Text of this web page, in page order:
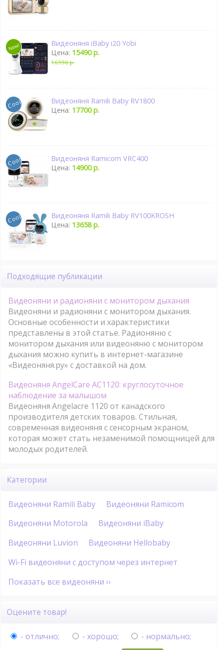
Видеоняня iBaby i20 Yobi
Цена: 15490 р.
16990 р.
Видеоняня Ramili Baby RV1800
Цена: 17700 р.
Видеоняня Ramicom VRC400
Цена: 14900 р.
Видеоняня Ramili Baby RV100KROSH
Цена: 13658 р.
Подходящие публикации
Видеоняни и радионяни с монитором дыхания
Видеоняни и радионяни с монитором дыхания.
Основные особенности и характеристики
представлены в этой статье. Радионяню с
монитором дыхания или видеоняню с монитором
дыхания можно купить в интернет-магазине
«Видеоняня.ру» с доставкой на дом.
Видеоняня AngelCare AC1120: круглосуточное
наблюдение за малышом
Видеоняня Angelacre 1120 от канадского
производителя детских товаров. Стильная,
современная видеоняня с сенсорным экраном,
которая может стать незаменимой помощницей для
молодых родителей.
Категории
Видеоняни Ramili Baby
Видеоняни Ramicom
Видеоняни Motorola
Видеоняни iBaby
Видеоняни Luvion
Видеоняни Hellobaby
Wi-Fi видеоняни с доступом через интернет
Показать все видеоняни ››
Оцените товар!
- отлично; - хорошо;
- нормально;